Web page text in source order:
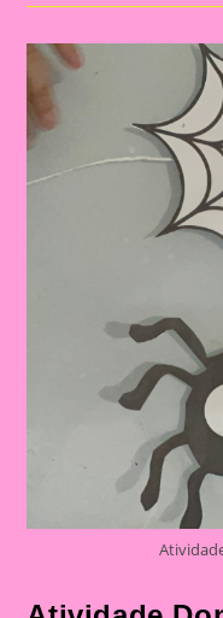
Da
Na
E